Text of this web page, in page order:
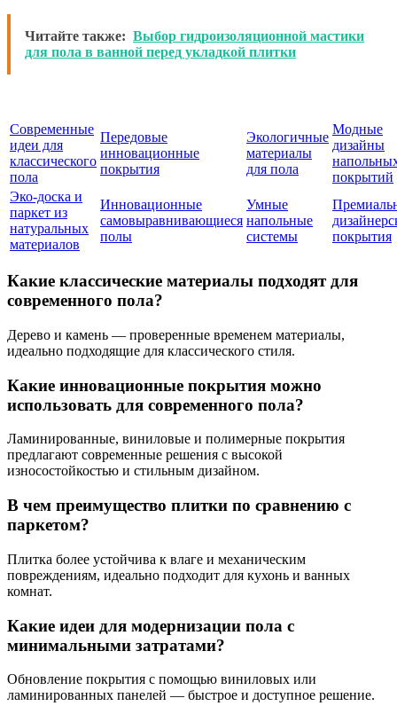
Читайте также: Выбор гидроизоляционной мастики
для пола в ванной перед укладкой плитки
Современные
идеи для
классического
пола
Передовые
инновационные
покрытия
Экологичные
материалы
для пола
Модные
дизайны
покрытий
Эко-доска и
паркет из
натуральных
материалов
Инновационные
самовыравнивающиеся
полы
Умные
напольные
системы
покрытия
Какие классические материалы подходят для
современного пола?
Дерево и камень — проверенные временем материалы,
идеально подходящие для классического стиля.
Какие инновационные покрытия можно
использовать для современного пола?
Ламинированные, виниловые и полимерные покрытия
предлагают современные решения с высокой
износостойкостью и стильным дизайном.
В чем преимущество плитки по сравнению с
паркетом?
Плитка более устойчива к влаге и механическим
повреждениям, идеально подходит для кухонь и ванных
комнат.
Какие идеи для модернизации пола с
минимальными затратами?
Обновление покрытия с помощью виниловых или
ламинированных панелей — быстрое и доступное решение.